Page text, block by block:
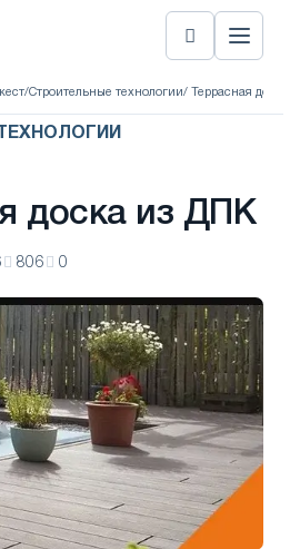
/Строительные технологии/ Террасная доска
доска из ДПК
806 0